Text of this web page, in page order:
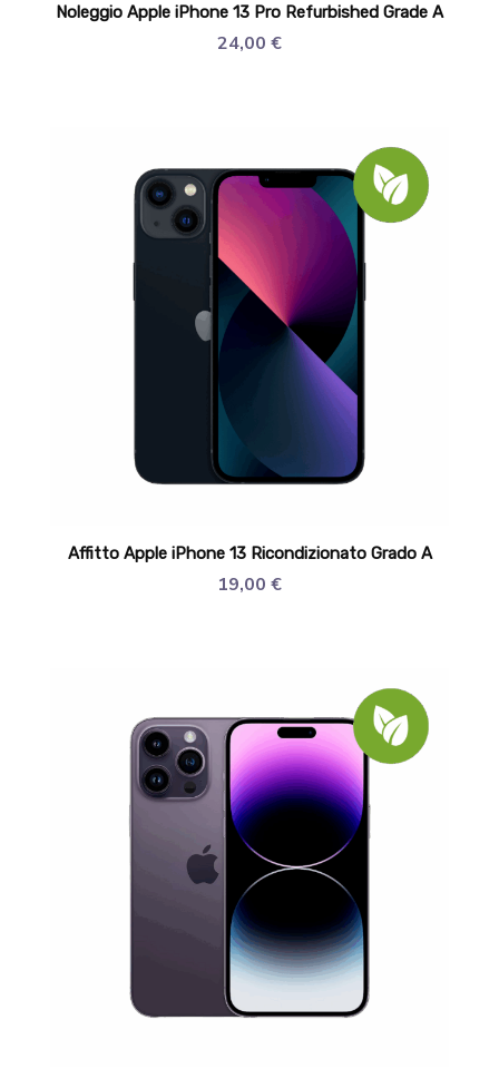
Noleggio Apple iPhone 13 Pro Refurbished Grade A
24,00 €
Affitto Apple iPhone 13 Ricondizionato Grado A
19,00 €